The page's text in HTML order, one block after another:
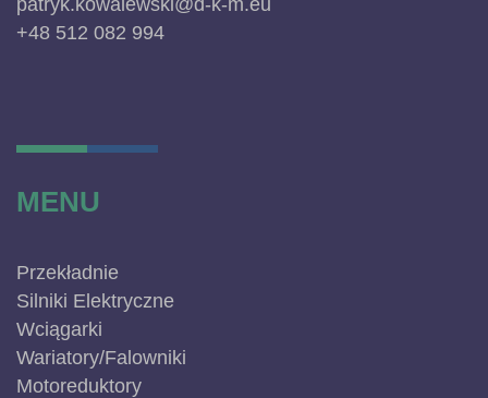
+48 512 082 994
MENU
Przekładnie
Silniki Elektryczne
Wciągarki
Wariatory/Falowniki
Motoreduktory